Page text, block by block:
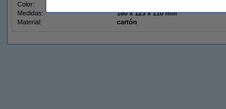
Color:
Medidas:
160 x 123 x 110 mm
Material:
cartón